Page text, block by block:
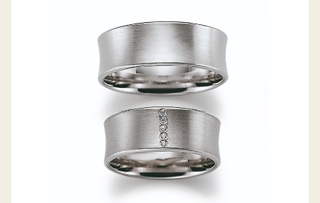
GERSTNER TRAURINGE